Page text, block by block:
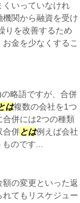
くいっていなけれ
関から融資を受け
りを改善するため
金を少なくするこ
略語ですが、合併
は複数の会社を1つ
合併には2つの種類
合併とは例えば会社
のです...
の変更といった返
てもリスケジュー